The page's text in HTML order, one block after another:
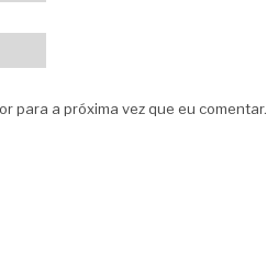
para a próxima vez que eu comentar.